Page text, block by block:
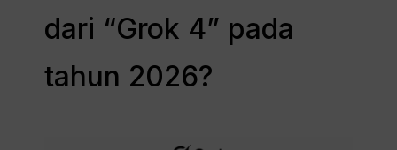
dari “Grok 4” pada
tahun 2026?